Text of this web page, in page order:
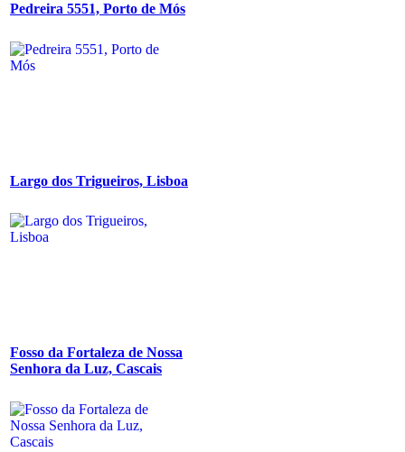
Pedreira 5551, Porto de Mós
Largo dos Trigueiros, Lisboa
Fosso da Fortaleza de Nossa
Senhora da Luz, Cascais